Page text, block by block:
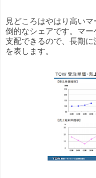
見どころはやはり高い
倒的なシェアです。マ
支配できるので、長期
を表します。